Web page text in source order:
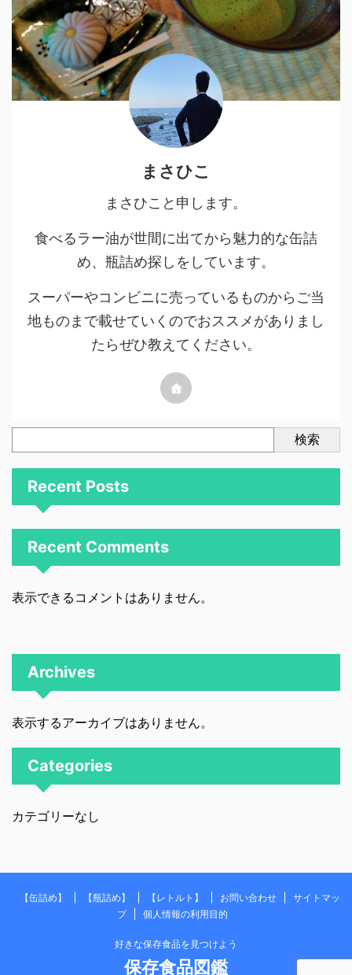
まさひこ
まさひこと申します。
食べるラー油が世間に出てから魅力的な缶詰
め、瓶詰め探しをしています。
スーパーやコンビニに売っているものからご当
地ものまで載せていくのでおススメがありまし
たらぜひ教えてください。
検索
Recent Posts
Recent Comments
表示できるコメントはありません。
Archives
表示するアーカイブはありません。
Categories
カテゴリーなし
【缶詰め】 【瓶詰め】 【レトルト】 お問い合わせ
サイトマッ
プ
個人情報の利用目的
好きな保存食品を見つけよう
保存食品図鑑